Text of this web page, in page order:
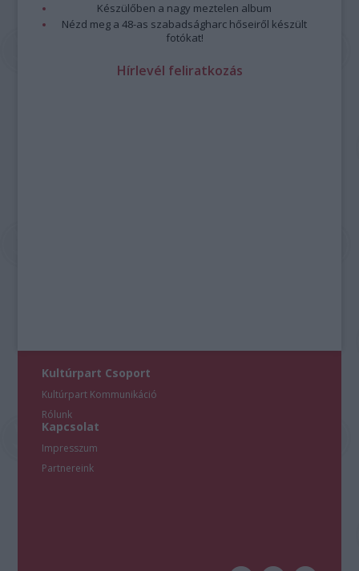
Készülőben a nagy meztelen album
Nézd meg a 48-as szabadságharc hőseiről készült
fotókat!
Hírlevél feliratkozás
Kultúrpart Csoport
Kultúrpart Kommunikáció
Rólunk
Kapcsolat
Impresszum
Partnereink